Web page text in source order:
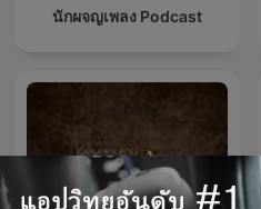
นักผจญเพลง Podcast